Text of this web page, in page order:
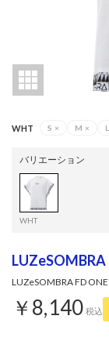
WHT S × M × L
バリエーション
WHT
LUZeSOMBRA
LUZeSOMBRA FD
￥8,140 税込